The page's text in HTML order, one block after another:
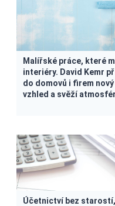
Malířské práce, které
interiéry. David Kemr
do domovů i firem nový
vzhled a svěží
Účetnictví bez